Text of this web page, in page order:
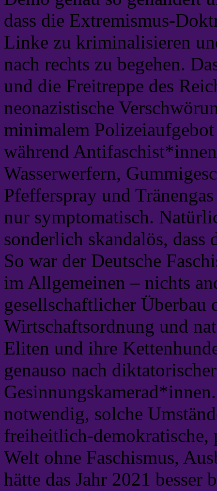
dass die Extremismus-
Linke zu kriminalisieren
nach rechts zu begehen.
und die Freitreppe des
neonazistische
minimalem
während
Wasserwerfern,
Pfefferspray und
nur symptomatisch.
sonderlich skandalös, dass
So war der Deutsche
im Allgemeinen – nichts
gesellschaftlicher Überbau
Wirtschaftsordnung und
Eliten und ihre
genauso nach
notwendig, solche
freiheitlich-demokratische,
Welt ohne Faschismus,
hätte das Jahr 2021 besser